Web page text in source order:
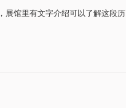
展馆里有文字介绍可以了解这段历